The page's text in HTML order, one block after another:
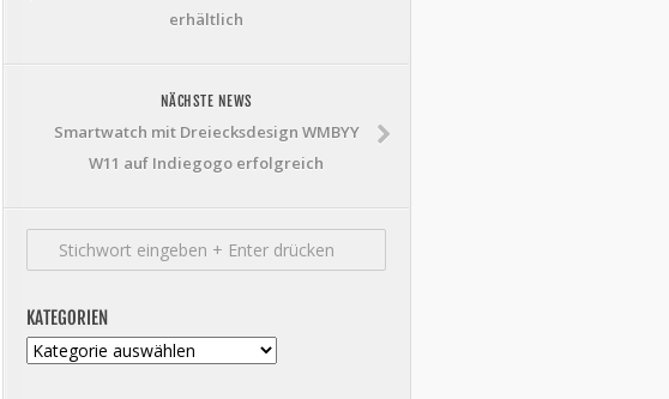
erhältlich
NÄCHSTE NEWS
Smartwatch mit Dreiecksdesign WMBYY
W11 auf Indiegogo erfolgreich
KATEGORIEN
Kategorien